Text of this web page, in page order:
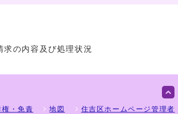
求の内容及び処理状況
権・免責 地図 住吉区ホームページ管理者